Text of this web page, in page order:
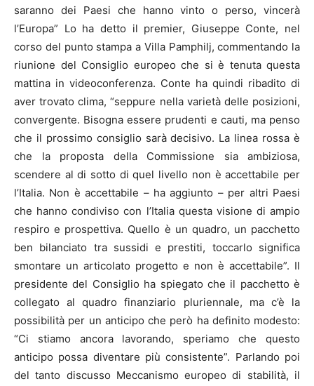
saranno dei Paesi che hanno vinto o perso, vincerà
l’Europa” Lo ha detto il premier, Giuseppe Conte, nel
corso del punto stampa a Villa Pamphilj, commentando la
riunione del Consiglio europeo che si è tenuta questa
mattina in videoconferenza. Conte ha quindi ribadito di
aver trovato clima, “seppure nella varietà delle posizioni,
convergente. Bisogna essere prudenti e cauti, ma penso
che il prossimo consiglio sarà decisivo. La linea rossa è
che la proposta della Commissione sia ambiziosa,
scendere al di sotto di quel livello non è accettabile per
l’Italia. Non è accettabile – ha aggiunto – per altri Paesi
che hanno condiviso con l’Italia questa visione di ampio
respiro e prospettiva. Quello è un quadro, un pacchetto
ben bilanciato tra sussidi e prestiti, toccarlo significa
smontare un articolato progetto e non è accettabile”. Il
presidente del Consiglio ha spiegato che il pacchetto è
collegato al quadro finanziario pluriennale, ma c’è la
possibilità per un anticipo che però ha definito modesto:
“Ci stiamo ancora lavorando, speriamo che questo
anticipo possa diventare più consistente”. Parlando poi
del tanto discusso Meccanismo europeo di stabilità, il